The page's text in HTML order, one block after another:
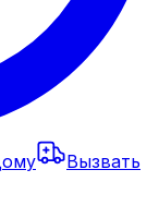
Вызвать